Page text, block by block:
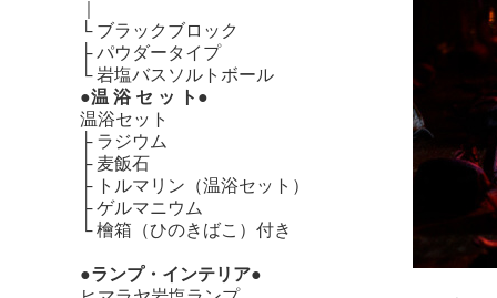
└ ブラックブロック
├パウダータイプ
└岩塩バスソルトボール
●温 浴 セ ッ ト●
温浴セット
├ ラジウム
├ 麦飯石
├ トルマリン（温浴セット）
├ゲルマニウム
└檜箱（ひのきばこ）付き
●ランプ・インテリア●